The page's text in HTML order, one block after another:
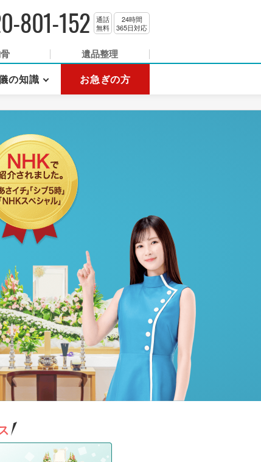
801-152
通話
無料
24時間
365日対応
遺品整理
の知識 お急ぎの方